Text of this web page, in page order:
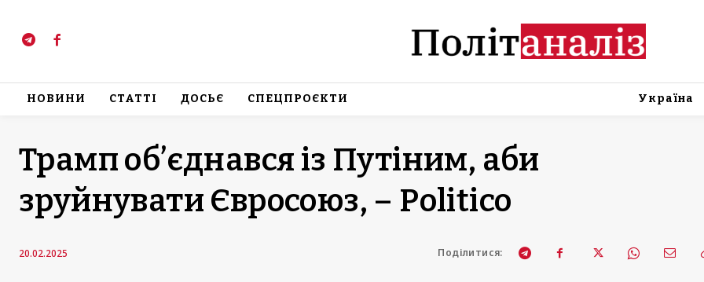
НОВИНИ СТАТТІ ДОСЬЄ СПЕЦПРОЄКТИ Україна
Трамп об’єднався із Путіним, аби
зруйнувати Євросоюз, – Politico
20.02.2025 Поділитися: